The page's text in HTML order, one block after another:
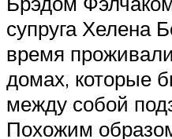
супруга Хелена
время
домах, которые
между собой
Похожим